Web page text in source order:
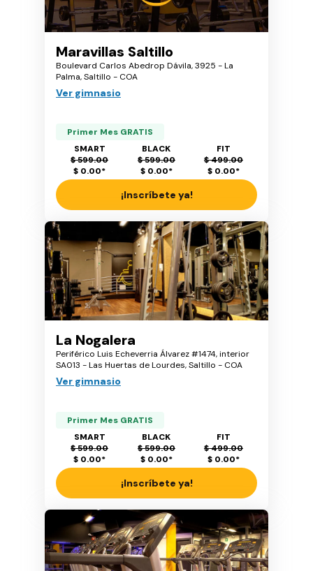
Maravillas Saltillo
Boulevard Carlos Abedrop Dávila, 3925 - La
Palma, Saltillo - COA
Ver gimnasio
Primer Mes GRATIS
SMART
$ 599.00
$ 0.00*
BLACK
$ 599.00
$ 0.00*
FIT
$ 499.00
$ 0.00*
¡Inscríbete ya!
La Nogalera
Periférico Luis Echeverria Álvarez #1474, interior
SA013 - Las Huertas de Lourdes, Saltillo - COA
Ver gimnasio
Primer Mes GRATIS
SMART
$ 599.00
$ 0.00*
BLACK
$ 599.00
$ 0.00*
FIT
$ 499.00
$ 0.00*
¡Inscríbete ya!